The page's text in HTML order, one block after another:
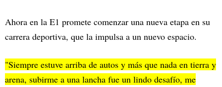
Ahora en la E1 promete comenzar una nueva etapa en su
carrera deportiva, que la impulsa a un nuevo espacio.
"Siempre estuve arriba de autos y más que nada en tierra y
arena, subirme a una lancha fue un lindo desafío, me